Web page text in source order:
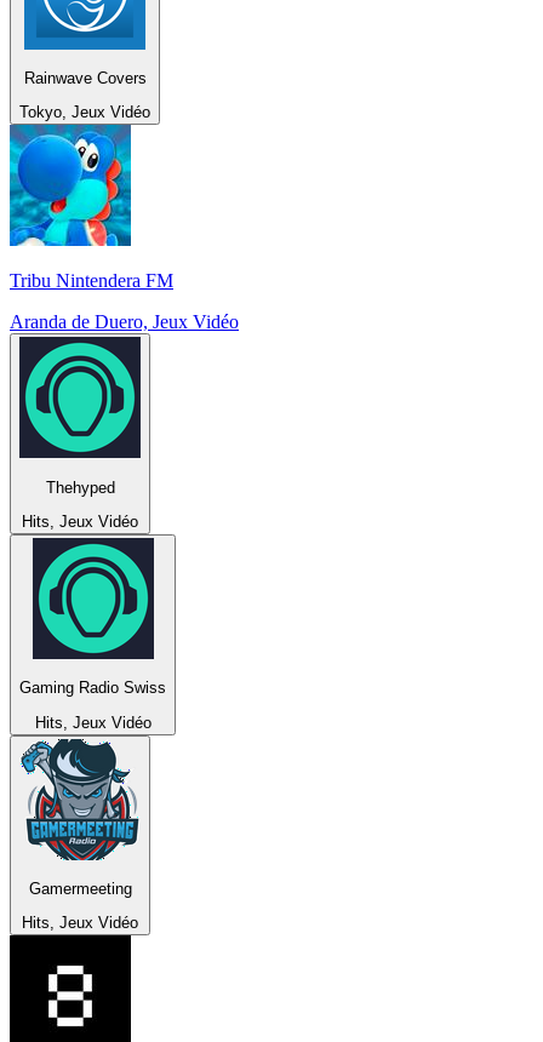
Rainwave Covers
Tokyo, Jeux Vidéo
Tribu Nintendera FM
Aranda de Duero, Jeux Vidéo
Thehyped
Hits, Jeux Vidéo
Gaming Radio Swiss
Hits, Jeux Vidéo
Gamermeeting
Hits, Jeux Vidéo